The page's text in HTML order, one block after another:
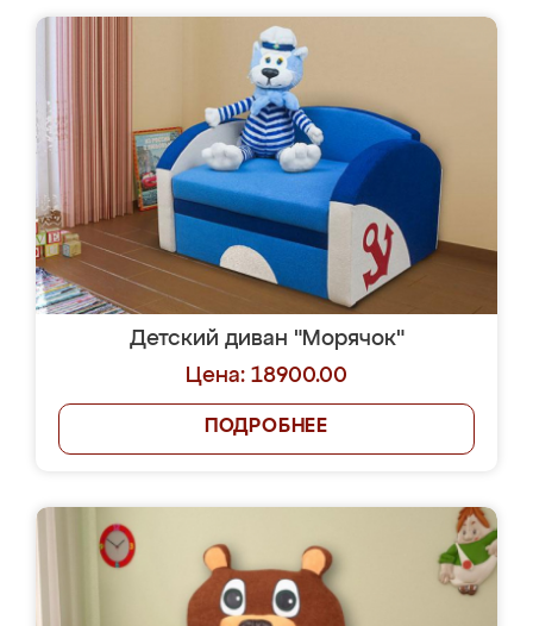
Детский диван "Морячок"
Цена: 18900.00
ПОДРОБНЕЕ